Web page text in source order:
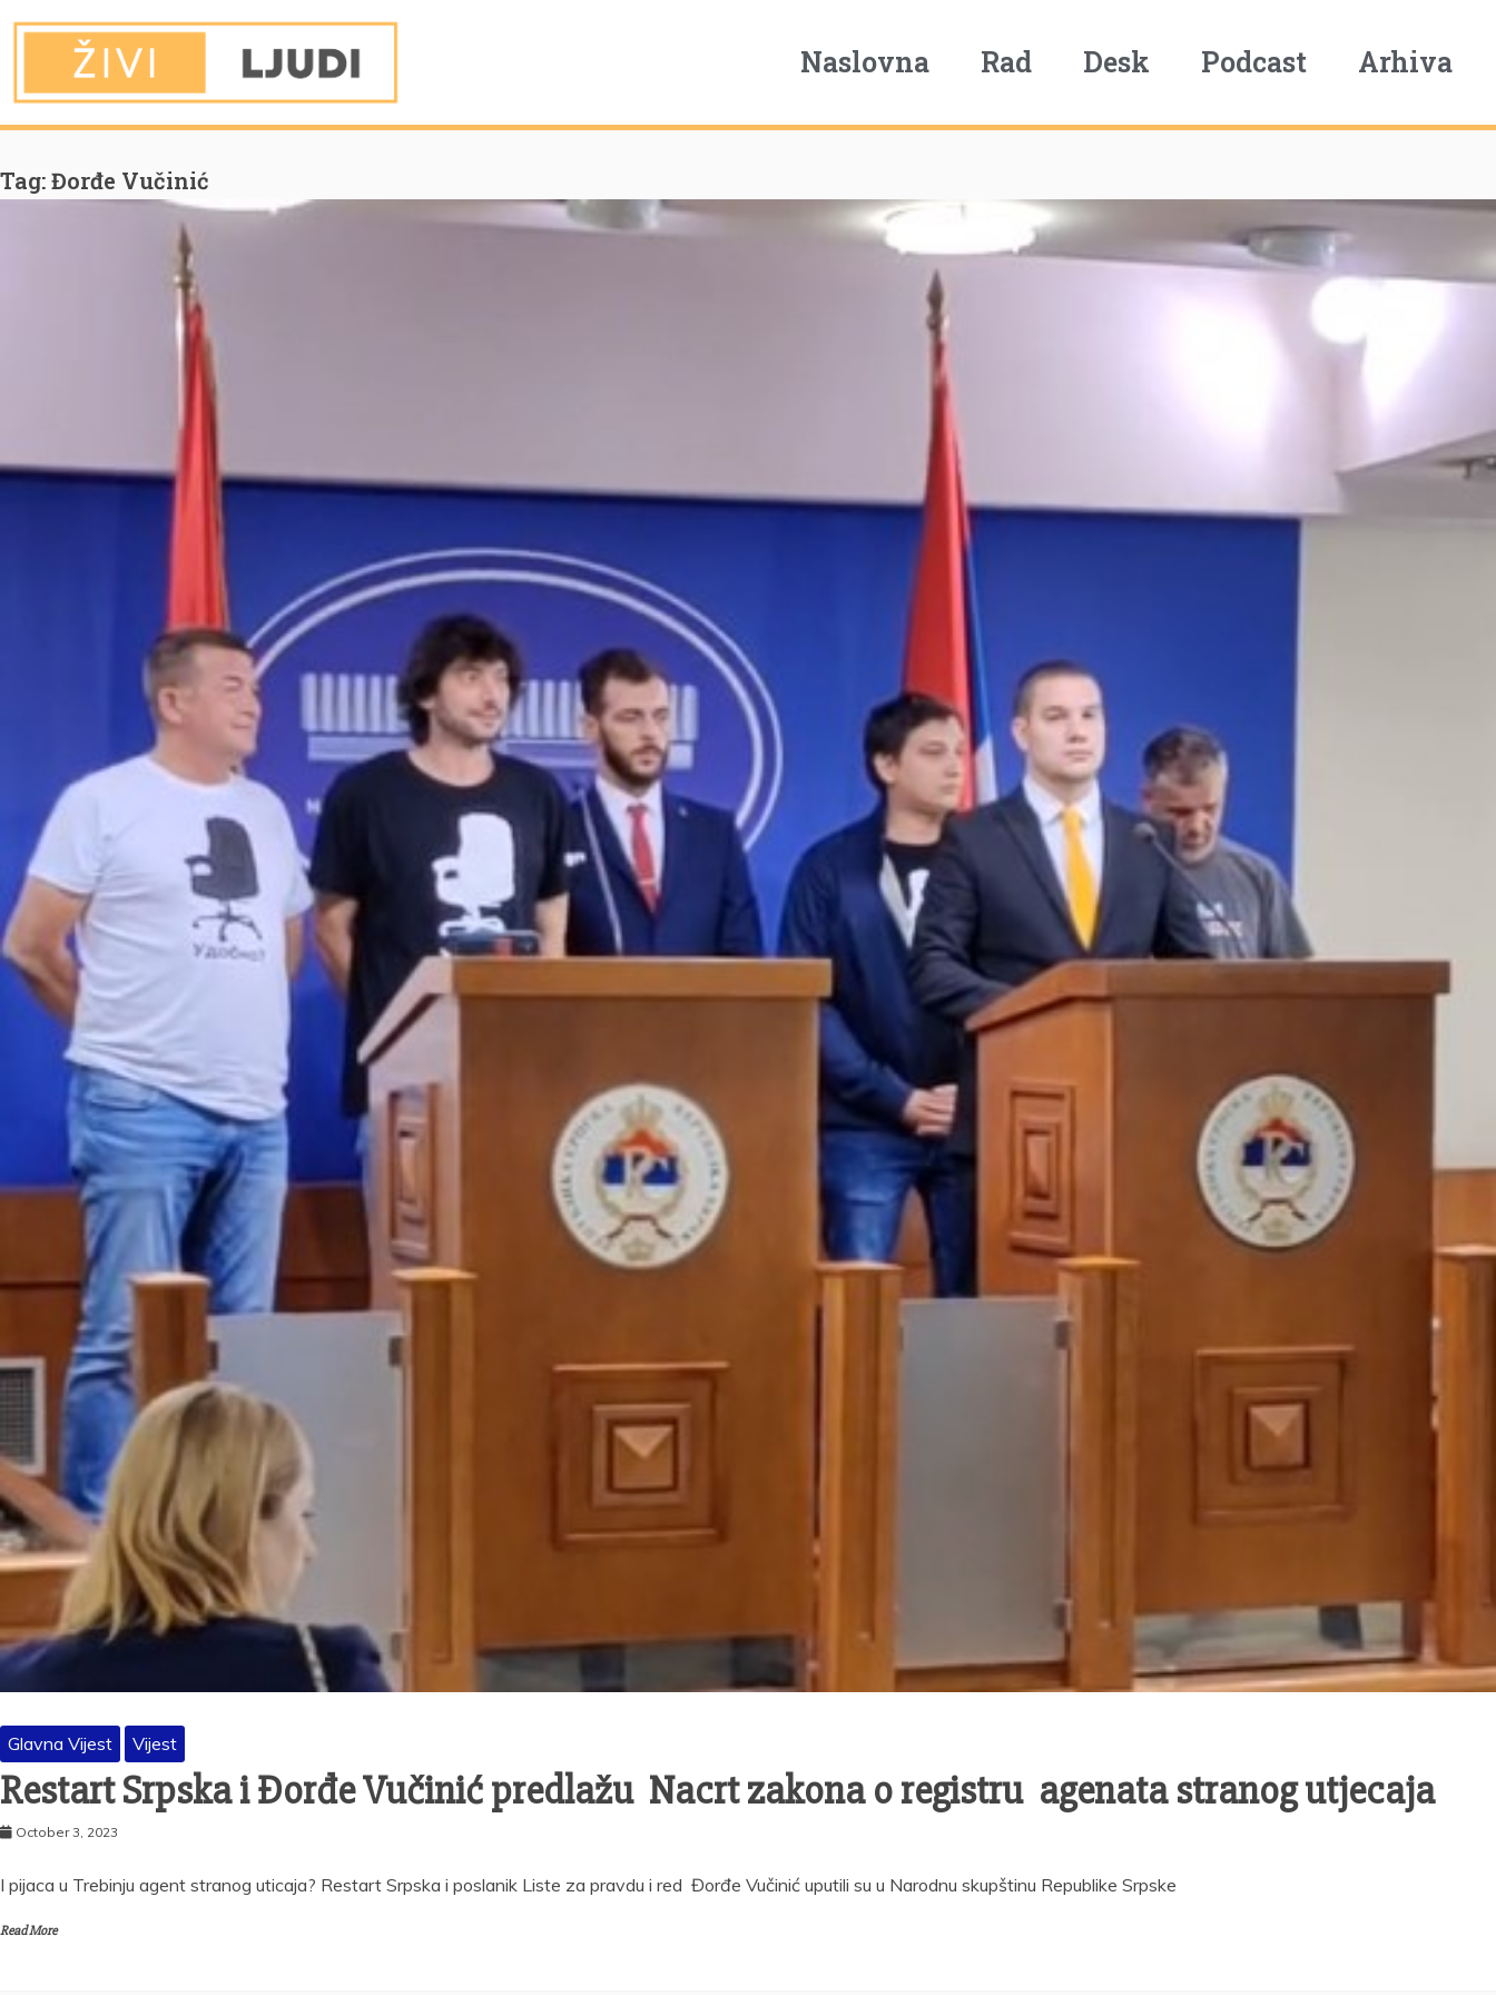
Naslovna Rad Desk Podcast Arhiva
You are Here
Home
Đorđe Vučinić
Tag:Đorđe Vučinić
Glavna Vijest Vijest
Restart Srpska i Đorđe Vučinić predlažu Nacrt zakona o registru agenata stranog utjecaja
October 3, 2023
I pijaca u Trebinju agent stranog uticaja? Restart Srpska i poslanik Liste za pravdu i red Đorđe Vučinić uputili su u Narodnu skupštinu Republike Srpske
Read More